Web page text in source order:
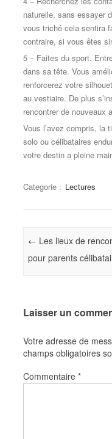
naturelle, sans essayer
vous triché cela sentira
contraire, si vous êtes
5 – Faites du sport.
dans sa tête. Vous
renforcerez votre
au vestiaire. De plus
rencontrer de nouveaux
Vous l’avez compris, la
solo ou célibataires
votre destin a pleine
Categorie : Lectures
Navigation
← Les lieux de
pour parents
Laisser un
Votre adresse de
champs obligatoires
Commentaire *